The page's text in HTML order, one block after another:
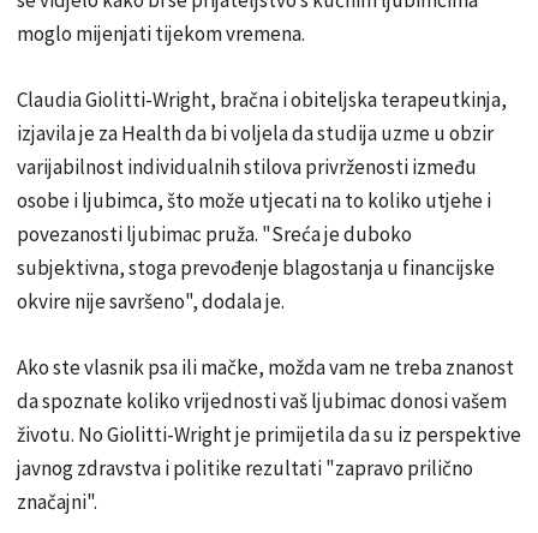
moglo mijenjati tijekom vremena.
Claudia Giolitti-Wright, bračna i obiteljska terapeutkinja,
izjavila je za Health da bi voljela da studija uzme u obzir
varijabilnost individualnih stilova privrženosti između
osobe i ljubimca, što može utjecati na to koliko utjehe i
povezanosti ljubimac pruža. "Sreća je duboko
subjektivna, stoga prevođenje blagostanja u financijske
okvire nije savršeno", dodala je.
Ako ste vlasnik psa ili mačke, možda vam ne treba znanost
da spoznate koliko vrijednosti vaš ljubimac donosi vašem
životu. No Giolitti-Wright je primijetila da su iz perspektive
javnog zdravstva i politike rezultati "zapravo prilično
značajni".